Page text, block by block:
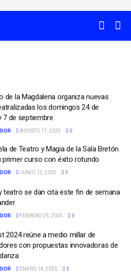
de la Magdalena organiza nuevas
los domingos 24 de
7 de septiembre
AGOSTO 17, 2025 0
de Teatro y Magia de la Sala Bretón
primer curso con éxito rotundo
JUNIO 12, 2025 0
teatro se dan cita este fin de semana
FEBRERO 25, 2025 0
2024 reúne a medio millar de
con propuestas innovadoras de
ENERO 14, 2025 0